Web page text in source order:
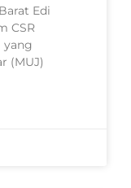
Edi
CSR
yang
(MUJ)